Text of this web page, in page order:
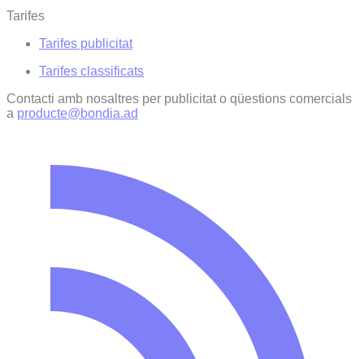
Tarifes
Tarifes publicitat
Tarifes classificats
Contacti amb nosaltres per publicitat o qüestions comercials
a producte@bondia.ad